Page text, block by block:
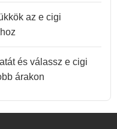
az e cigi
és válassz e cigi
árakon